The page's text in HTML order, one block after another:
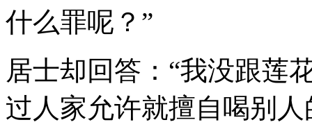
什么罪呢？”
居士却回答：“我没跟莲
过人家允许就擅自喝别